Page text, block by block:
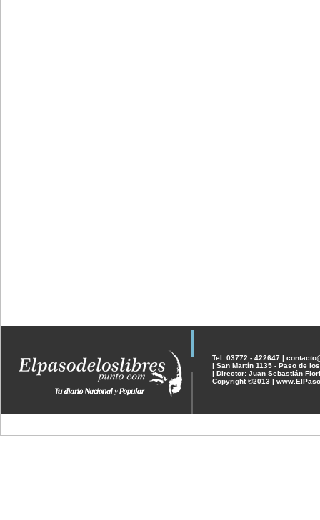
Tel: 03772 - 422647 |
| San Martín 1135 - Paso de
| Director: Juan Sebastián Fiori
Copyright ©2013 |